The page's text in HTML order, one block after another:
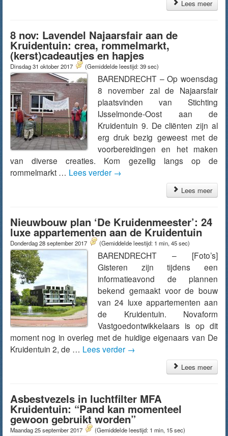
Lees meer
8 nov: Lavendel Najaarsfair aan de
Kruidentuin: crea, rommelmarkt,
(kerst)cadeautjes en hapjes
Dinsdag 31 oktober 2017 (Gemiddelde leestijd: 39 sec)
BARENDRECHT – Op woensdag
8 november zal de Najaarsfair
plaatsvinden van Stichting
IJsselmonde-Oost aan de
Kruidentuin 9. De cliënten zijn al
erg druk bezig geweest met de
voorbereidingen en het maken
van diverse creaties. Kom gezellig langs op de
rommelmarkt … Lees verder →
Lees meer
Nieuwbouw plan ‘De Kruidenmeester’: 24
luxe appartementen aan de Kruidentuin
Donderdag 28 september 2017 (Gemiddelde leestijd: 1 min, 45 sec)
BARENDRECHT – [Foto’s]
Gisteren zijn tijdens een
informatieavond de plannen
bekend gemaakt voor de bouw
van 24 luxe appartementen aan
de Kruidentuin. Novaform
Vastgoedontwikkelaars is op dit
moment nog in overleg met de huidige eigenaars van De
Kruidentuin 2, de … Lees verder →
Lees meer
Asbestvezels in luchtfilter MFA
Kruidentuin: “Pand kan momenteel
gewoon gebruikt worden”
Maandag 25 september 2017 (Gemiddelde leestijd: 1 min, 15 sec)